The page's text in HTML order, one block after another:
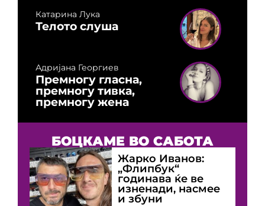
Катарина Лука
Телото слуша
Адријана Георгиев
Премногу гласна,
премногу тивка,
премногу жена
БОЦКАМЕ ВО САБОТА
Жарко Иванов:
„Флипбук“
годинава ќе ве
изненади, насмее
и збуни